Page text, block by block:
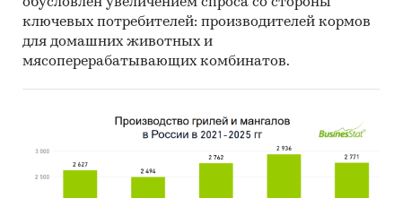
ключевых потребителей: производителей кормов
для домашних животных и
мясоперерабатывающих комбинатов.